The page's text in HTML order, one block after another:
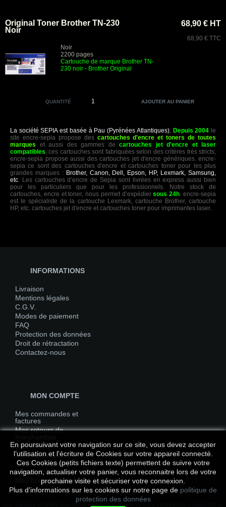
Original Toner Brother TN-230
Noir
Noir
2200 pages
Cartouche de marque Brother TN-
230 noir - Brother Original
68,90 € HT
68,90 € TTC
QUANTITÉ
La société SEPIA est basée à Pau (Pyrénées Atlantiques). Depuis 2004 le
site encre-sepia propose des cartouches d'encre et toners de toutes
marques et aussi des gammes de cartouches jet d'encre et laser
compatibles, ces cartouches sont fabriquées selon des critères très stricts,
encre-sepia propose aussi des cartouches jet d'encre génériques. encre-
sepia ce sont des cartouches d'encre et cartouches toner pour les plus
grandes marques : Brother, Canon, Dell, Epson, HP, Lexmark, Samsung,
etc. Les cartouches d’encre de Sepia sont livrées en express aussi bien
pour les particuliers que pour les professionnels. Notre stock de
cartouches, encre et toner, nous permet d’expédiersous 24h. encre-sepia
est le spécialiste de la cartouche Lexmark, cartouche Brother, cartouche
HP, etc. cartouches jet d'encre et cartouches toner pour imprimantes laser.
INFORMATIONS
Livraison
Mentions légales
C.G.V.
Modes de paiement
FAQ
Protection des données
Droit de rétractation
Contactez-nous
Les marques et références citées restent la propriété de leurs constructeurs respectifs et
MON COMPTE
Mes commandes et
factures
Mes retours de
Mes avoirs
Mes adresses
Mes informations
personnelles
Mes bons de réduction
En poursuivant votre navigation sur ce site, vous devez accepter
l’utilisation et l'écriture de Cookies sur votre appareil connecté.
Ces Cookies (petits fichiers texte) permettent de suivre votre
navigation, actualiser votre panier, vous reconnaitre lors de votre
prochaine visite et sécuriser votre connexion.
Plus d'informations sur les cookies sur notre page de politique de
protection des données